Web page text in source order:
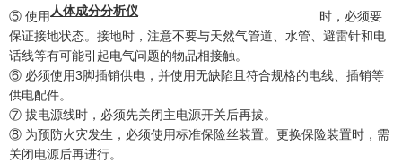
⑤ 使用 人体成分分析仪
时，必须要
保证接地状态。接地时，注意不要与天然气管道、水管、避雷针和电
话线等有可能引起电气问题的物品相接触。
⑥ 必须使用3脚插销供电，并使用无缺陷且符合规格的电线、插销等
供电配件。
⑦ 拔电源线时，必须先关闭主电源开关后再拔。
⑧ 为预防火灾发生，必须使用标准保险丝装置。更换保险装置时，需
关闭电源后再进行。